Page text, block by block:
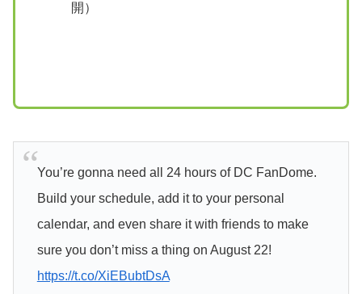
開）
You’re gonna need all 24 hours of DC FanDome.
Build your schedule, add it to your personal
calendar, and even share it with friends to make
sure you don’t miss a thing on August 22!
https://t.co/XiEBubtDsA